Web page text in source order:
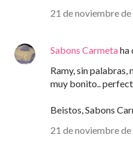
21 de noviembre
Sabons Carmetaha
Ramy, sin palabras,
muy bonito..
Beistos, Sabons
21 de noviembre